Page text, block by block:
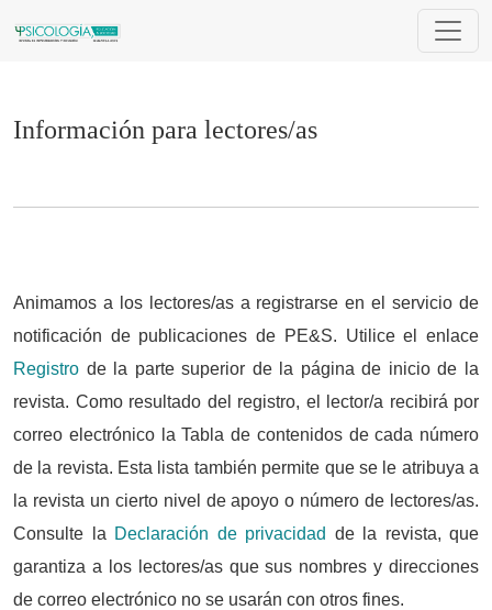
Información para lectores/as
Animamos a los lectores/as a registrarse en el servicio de
notificación de publicaciones de PE&S. Utilice el enlace
Registro de la parte superior de la página de inicio de la
revista. Como resultado del registro, el lector/a recibirá por
correo electrónico la Tabla de contenidos de cada número
de la revista. Esta lista también permite que se le atribuya a
la revista un cierto nivel de apoyo o número de lectores/as.
Consulte la Declaración de privacidad de la revista, que
garantiza a los lectores/as que sus nombres y direcciones
de correo electrónico no se usarán con otros fines.